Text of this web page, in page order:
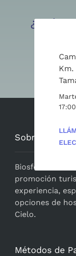
Km.
Sobre
promoción
experiencia,
opciones de
Cielo.
Métodos de